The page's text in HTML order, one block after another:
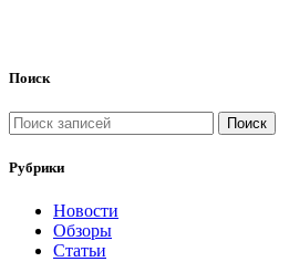
Поиск
Поиск
Рубрики
Новости
Обзоры
Статьи